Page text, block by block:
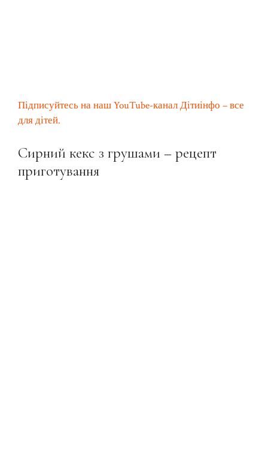
Підписуйтесь на наш YouTube-канал Дітиінфо – все
для дітей.
Сирний кекс з грушами – рецепт
приготування